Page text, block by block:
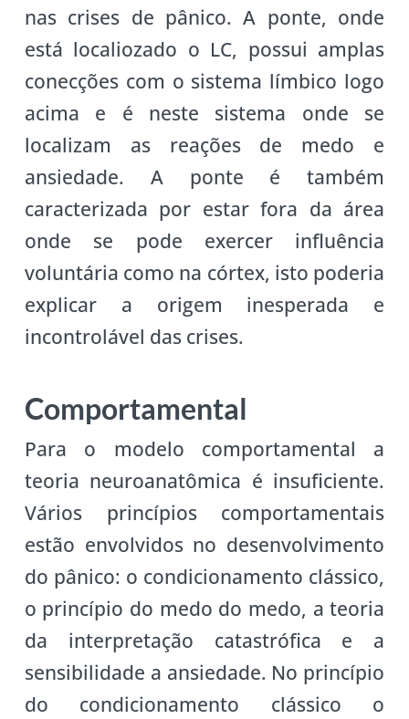
nas crises de pânico. A ponte, onde
está localiozado o LC, possui amplas
conecções com o sistema límbico logo
acima e é neste sistema onde se
localizam as reações de medo e
ansiedade. A ponte é também
caracterizada por estar fora da área
onde se pode exercer influência
voluntária como na córtex, isto poderia
explicar a origem inesperada e
incontrolável das crises.
Comportamental
Para o modelo comportamental a
teoria neuroanatômica é insuficiente.
Vários princípios comportamentais
estão envolvidos no desenvolvimento
do pânico: o condicionamento clássico,
o princípio do medo do medo, a teoria
da interpretação catastrófica e a
sensibilidade a ansiedade. No princípio
do condicionamento clássico o